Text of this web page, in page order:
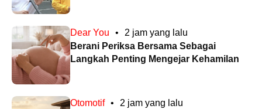
Dear You •
2 jam yang lalu
Berani Periksa Bersama Sebagai
Langkah Penting Mengejar Kehamilan
Otomotif • 2 jam yang lalu